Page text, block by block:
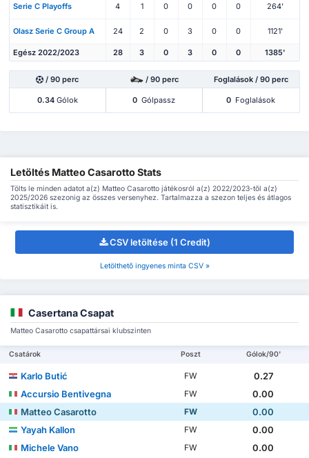
Serie C Playoffs 4 1 0 0 0 0 264'
Olasz Serie C Group A 24 2 0 3 0 0 1121'
Egész 2022/2023 28 3 0 3 0 0 1385'
/ 90 perc / 90 perc Foglalások / 90 perc
0.34Gólok 0 Gólpassz 0 Foglalások
Letöltés Matteo Casarotto Stats
Tölts le minden adatot a(z) Matteo Casarotto játékosról a(z) 2022/2023-től a(z)
2025/2026 szezonig az összes versenyhez. Tartalmazza a szezon teljes és átlagos
statisztikáit is.
CSV letöltése (1 Credit)
Letölthető ingyenes minta CSV »
Casertana Csapat
Matteo Casarotto csapattársai klubszinten
Csatárok Poszt Gólok/90'
Karlo Butić FW
0.27
Accursio Bentivegna
FW
0.00
Matteo Casarotto
FW
0.00
Yayah Kallon
FW
0.00
Michele Vano
FW 0.00